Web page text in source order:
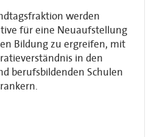
werden
für eine Neuaufstellung
Bildung zu ergreifen, mit
in den
berufsbildenden Schulen